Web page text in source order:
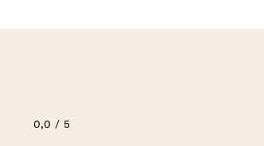
0,0 / 5